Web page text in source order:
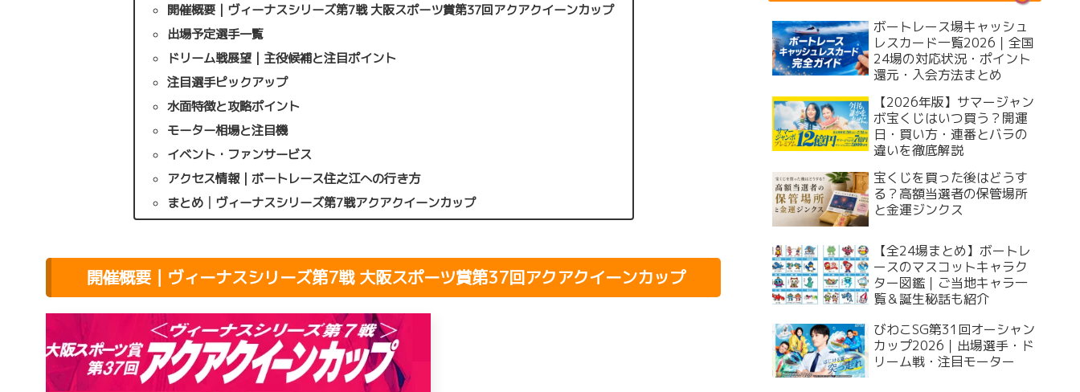
開催概要｜ヴィーナスシリーズ第7戦 大阪スポーツ賞第37回アクアクイーンカップ
出場予定選手一覧
ドリーム戦展望｜主役候補と注目ポイント
注目選手ピックアップ
水面特徴と攻略ポイント
モーター相場と注目機
イベント・ファンサービス
アクセス情報｜ボートレース住之江への行き方
まとめ│ヴィーナスシリーズ第7戦アクアクイーンカップ
開催概要｜ヴィーナスシリーズ第7戦 大阪スポーツ賞第37回アクアクイーンカップ
ボートレース場キャッシュ
レスカード一覧2026｜全国
24場の対応状況・ポイント
還元・入会方法まとめ
【2026年版】サマージャン
ボ宝くじはいつ買う？開運
日・買い方・連番とバラの
違いを徹底解説
宝くじを買った後はどうす
る？高額当選者の保管場所
と金運ジンクス
【全24場まとめ】ボートレ
ースのマスコットキャラク
ター図鑑｜ご当地キャラ一
覧＆誕生秘話も紹介
びわこSG第31回オーシャン
カップ2026｜出場選手・ド
リーム戦・注目モーター